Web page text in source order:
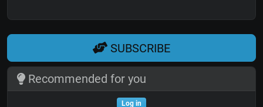
SUBSCRIBE
Recommended for you
Log in